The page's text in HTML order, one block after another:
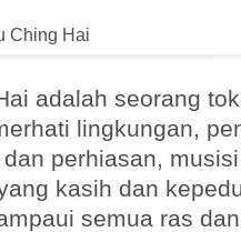
Ching Hai
adalah seorang
lingkungan,
perhiasan,
kasih dan
semua ras